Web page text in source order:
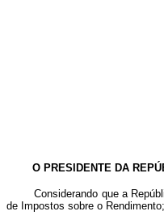
O PRESIDENTE DA
Considerando que a
de Impostos sobre o Rendimento;